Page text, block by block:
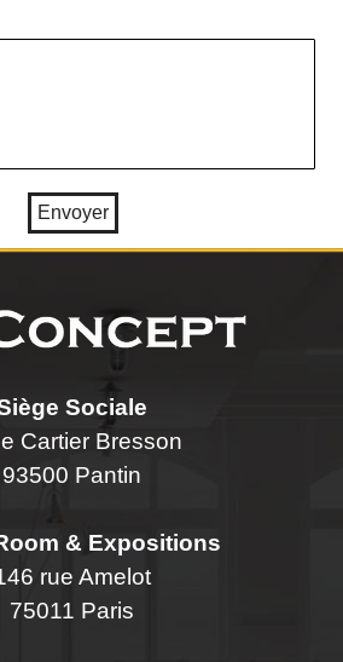
Sociale
Cartier Bresson
93500 Pantin
& Expositions
rue Amelot
75011 Paris